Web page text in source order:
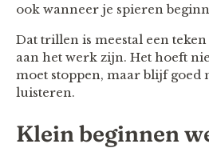
ook wanneer je spieren
Dat trillen is meestal een
aan het werk zijn. Het hoeft
moet stoppen, maar blijf goed
luisteren.
Klein beginnen